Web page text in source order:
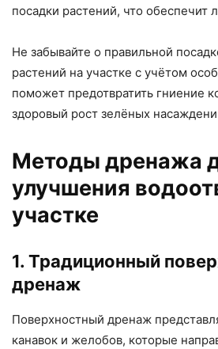
посадки растений, что обеспечит
Не забывайте о правильной
растений на участке с учётом
поможет предотвратить гниение
здоровый рост зелёных
Методы дренажа
улучшения
участке
1. Традиционный
дренаж
Поверхностный дренаж
канавок и желобов, которые